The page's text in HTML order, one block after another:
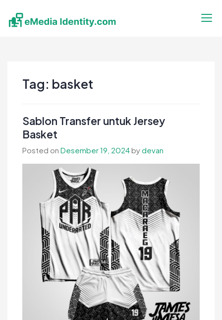
content
Tag: basket
Sablon Transfer untuk Jersey
Basket
Posted on Desember 19, 2024bydevan